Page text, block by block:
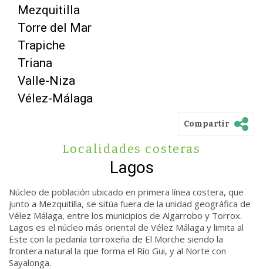
Mezquitilla
Torre del Mar
Trapiche
Triana
Valle-Niza
Vélez-Málaga
Compartir
Localidades costeras
Lagos
Núcleo de población ubicado en primera línea costera, que
junto a Mezquitilla, se sitúa fuera de la unidad geográfica de
Vélez Málaga, entre los municipios de Algarrobo y Torrox.
Lagos es el núcleo más oriental de Vélez Málaga y limita al
Este con la pedanía torroxeña de El Morche siendo la
frontera natural la que forma el Río Gui, y al Norte con
Sayalonga.